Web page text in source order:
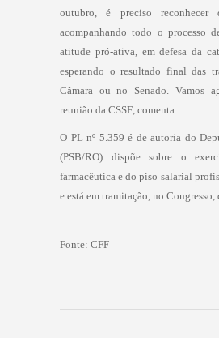
outubro, é preciso
acompanhando todo o processo
atitude pró-ativa, em defesa da
esperando o resultado final das
Câmara ou no Senado. Vamos
reunião da CSSF, comenta.
O PL nº 5.359 é de autoria do
(PSB/RO) dispõe sobre o
farmacêutica e do piso salarial
e está em tramitação, no Congresso,
Fonte: CFF